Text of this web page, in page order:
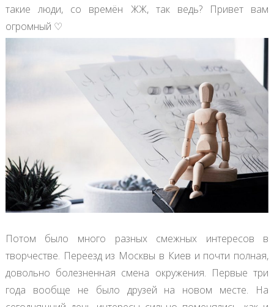
такие люди, со времён ЖЖ, так ведь? Привет вам
огромный ♡
Потом было много разных смежных интересов в
творчестве. Переезд из Москвы в Киев и почти полная,
довольно болезненная смена окружения. Первые три
года вообще не было друзей на новом месте. На